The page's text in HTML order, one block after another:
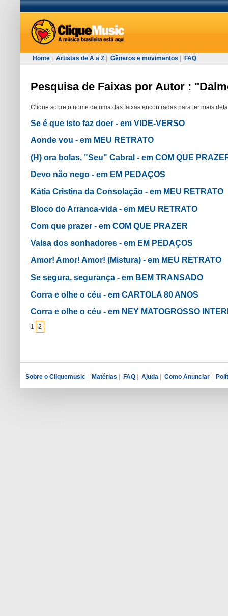
Home Artistas de A a Z Gêneros e movimentos FAQ
Pesquisa de Faixas por Autor :
Clique sobre o nome de uma das faixas encontradas para ter mais
Se é que isto faz doer - em VIDE-VERSO
Aonde vou - em MEU RETRATO
(H) ora bolas, "Seu" Cabral - em COM QUE
Devo não nego - em EM PEDAÇOS
Kátia Cristina da Consolação - em MEU RETRATO
Bloco do Arranca-vida - em MEU RETRATO
Com que prazer - em COM QUE PRAZER
Valsa dos sonhadores - em EM PEDAÇOS
Amor! Amor! Amor! (Mistura) - em MEU RETRATO
Se segura, segurança - em BEM TRANSADO
Corra e olhe o céu - em CARTOLA 80 ANOS
Corra e olhe o céu - em NEY MATOGROSSO
1 2
Sobre o Cliquemusic Matérias FAQ Ajuda Como Anunciar